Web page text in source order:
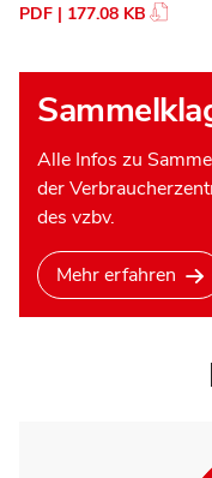
PDF | 177.08 KB
Alle Infos zu
der
des vzbv.
Mehr erfahren